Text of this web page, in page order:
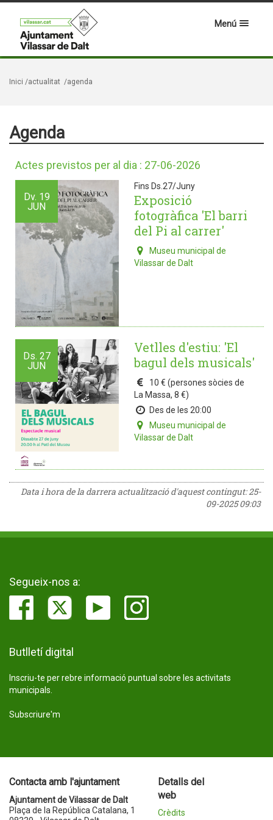
Menú
Inici /actualitat /agenda
Agenda
Actes previstos per al dia : 27-06-2026
Dv. 19
JUN
Fins Ds.27/Juny
Exposició
fotogràfica 'El barri
del Pi al carrer'
Museu municipal de
Vilassar de Dalt
Ds. 27
JUN
Vetlles d'estiu: 'El
bagul dels musicals'
10 € (persones sòcies de
La Massa, 8 €)
Des de les 20:00
Museu municipal de
Vilassar de Dalt
Data i hora de la darrera actualització d'aquest contingut:25-
09-2025 09:03
Segueix-nos a:
Butlletí digital
Inscriu-te per rebre informació puntual sobre les activitats
municipals.
Subscriure'm
Contacta amb l'ajuntament
Ajuntament de Vilassar de Dalt
Plaça de la República Catalana, 1
Detalls del
web
Crèdits